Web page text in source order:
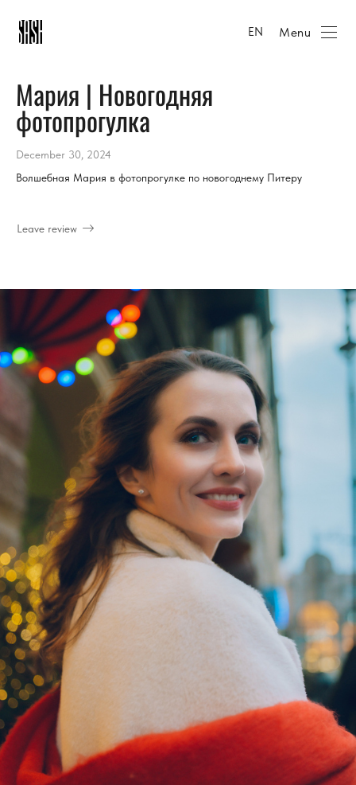
EN Menu
Мария | Новогодняя
фотопрогулка
December 30, 2024
Волшебная Мария в фотопрогулке по новогоднему Питеру
Leave review